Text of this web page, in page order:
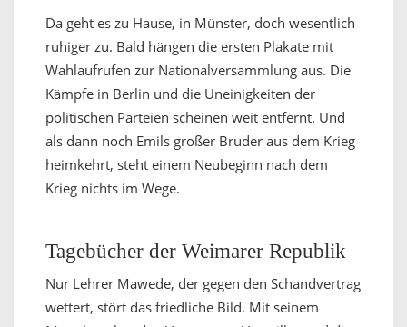
Da geht es zu Hause, in Münster, doch wesentlich
ruhiger zu. Bald hängen die ersten Plakate mit
Wahlaufrufen zur Nationalversammlung aus. Die
Kämpfe in Berlin und die Uneinigkeiten der
politischen Parteien scheinen weit entfernt. Und
als dann noch Emils großer Bruder aus dem Krieg
heimkehrt, steht einem Neubeginn nach dem
Krieg nichts im Wege.
Tagebücher der Weimarer Republik
Nur Lehrer Mawede, der gegen den Schandvertrag
wettert, stört das friedliche Bild. Mit seinem